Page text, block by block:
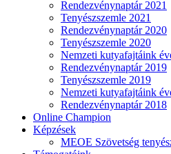
Rendezvénynaptár 2021
Tenyészszemle 2021
Rendezvénynaptár 2020
Tenyészszemle 2020
Nemzeti kutyafajtáink
Rendezvénynaptár 2019
Tenyészszemle 2019
Nemzeti kutyafajtáink
Rendezvénynaptár 2018
Online Champion
Képzések
MEOE Szövetség